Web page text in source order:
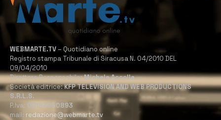
WEBMARTE.TV – Quotidiano online
Registro stampa Tribunale di Siracusa N. 04/2010 DEL
09/04/2010
Direttore Responsabile:Michele Accolla
Società editrice:KFP TELEVISION AND WEB PRODUCTIONS
S.R.L.S.
P.Iva: 02184950893
mail: redazione@webmarte.tv